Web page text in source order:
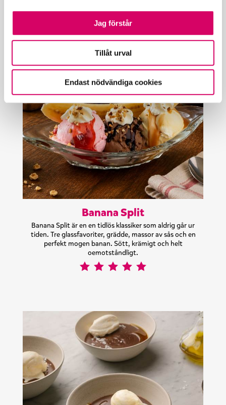
Jag förstår
Tillåt urval
Endast nödvändiga cookies
Mer recept
Banana Split
Banana Split är en en tidlös klassiker som aldrig går ur
tiden. Tre glassfavoriter, grädde, massor av sås och en
perfekt mogen banan. Sött, krämigt och helt
oemotståndligt.